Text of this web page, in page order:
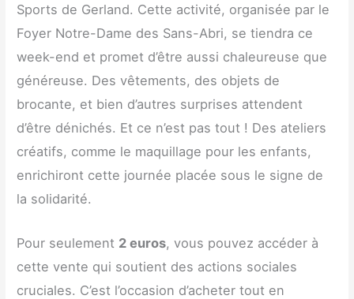
Sports de Gerland. Cette activité, organisée par le
Foyer Notre-Dame des Sans-Abri, se tiendra ce
week-end et promet d’être aussi chaleureuse que
généreuse. Des vêtements, des objets de
brocante, et bien d’autres surprises attendent
d’être dénichés. Et ce n’est pas tout ! Des ateliers
créatifs, comme le maquillage pour les enfants,
enrichiront cette journée placée sous le signe de
la solidarité.
Pour seulement 2 euros, vous pouvez accéder à
cette vente qui soutient des actions sociales
cruciales. C’est l’occasion d’acheter tout en